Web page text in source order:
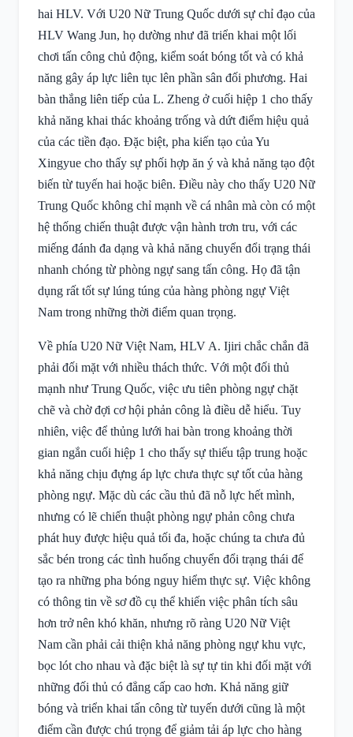
hai HLV. Với U20 Nữ Trung Quốc dưới sự chỉ đạo của
HLV Wang Jun, họ dường như đã triển khai một lối
chơi tấn công chủ động, kiểm soát bóng tốt và có khả
năng gây áp lực liên tục lên phần sân đối phương. Hai
bàn thắng liên tiếp của L. Zheng ở cuối hiệp 1 cho thấy
khả năng khai thác khoảng trống và dứt điểm hiệu quả
của các tiền đạo. Đặc biệt, pha kiến tạo của Yu
Xingyue cho thấy sự phối hợp ăn ý và khả năng tạo đột
biến từ tuyến hai hoặc biên. Điều này cho thấy U20 Nữ
Trung Quốc không chỉ mạnh về cá nhân mà còn có một
hệ thống chiến thuật được vận hành trơn tru, với các
miếng đánh đa dạng và khả năng chuyển đổi trạng thái
nhanh chóng từ phòng ngự sang tấn công. Họ đã tận
dụng rất tốt sự lúng túng của hàng phòng ngự Việt
Nam trong những thời điểm quan trọng.
Về phía U20 Nữ Việt Nam, HLV A. Ijiri chắc chắn đã
phải đối mặt với nhiều thách thức. Với một đối thủ
mạnh như Trung Quốc, việc ưu tiên phòng ngự chặt
chẽ và chờ đợi cơ hội phản công là điều dễ hiểu. Tuy
nhiên, việc để thủng lưới hai bàn trong khoảng thời
gian ngắn cuối hiệp 1 cho thấy sự thiếu tập trung hoặc
khả năng chịu đựng áp lực chưa thực sự tốt của hàng
phòng ngự. Mặc dù các cầu thủ đã nỗ lực hết mình,
nhưng có lẽ chiến thuật phòng ngự phản công chưa
phát huy được hiệu quả tối đa, hoặc chúng ta chưa đủ
sắc bén trong các tình huống chuyển đổi trạng thái để
tạo ra những pha bóng nguy hiểm thực sự. Việc không
có thông tin về sơ đồ cụ thể khiến việc phân tích sâu
hơn trở nên khó khăn, nhưng rõ ràng U20 Nữ Việt
Nam cần phải cải thiện khả năng phòng ngự khu vực,
bọc lót cho nhau và đặc biệt là sự tự tin khi đối mặt với
những đối thủ có đẳng cấp cao hơn. Khả năng giữ
bóng và triển khai tấn công từ tuyến dưới cũng là một
điểm cần được chú trọng để giảm tải áp lực cho hàng